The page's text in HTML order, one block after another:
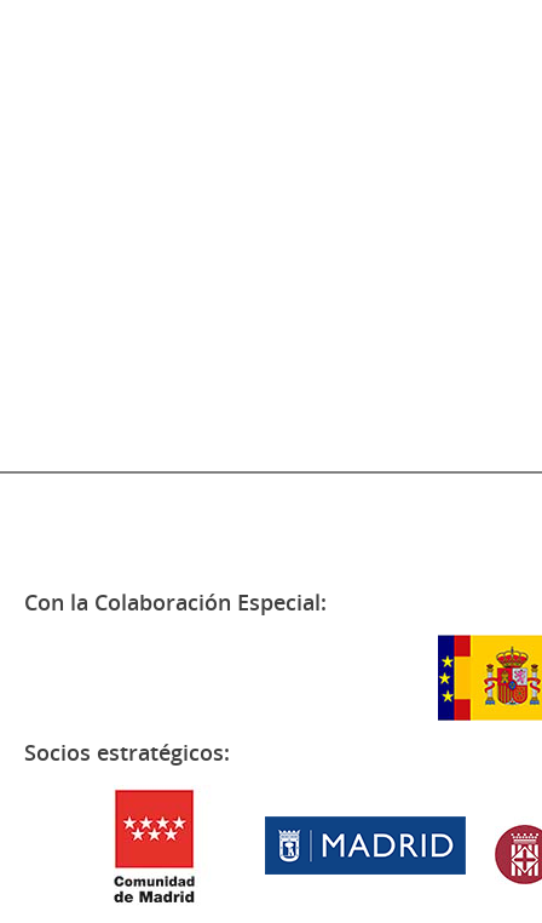
Con la Colaboración Especial:
Socios estratégicos: